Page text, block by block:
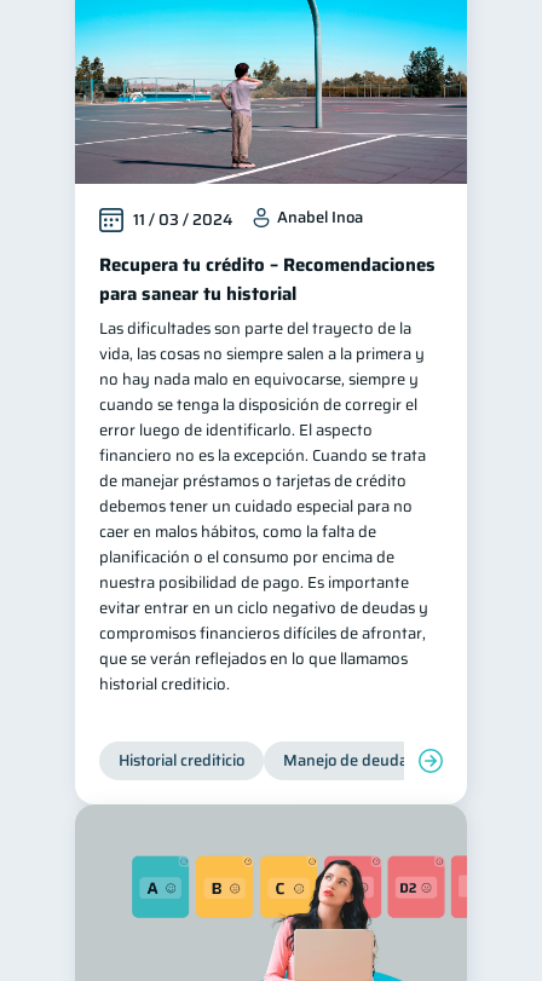
11 / 03 / 2024 Anabel Inoa
Recupera tu crédito – Recomendaciones
para sanear tu historial
Las dificultades son parte del trayecto de la
vida, las cosas no siempre salen a la primera y
no hay nada malo en equivocarse, siempre y
cuando se tenga la disposición de corregir el
error luego de identificarlo. El aspecto
financiero no es la excepción. Cuando se trata
de manejar préstamos o tarjetas de crédito
debemos tener un cuidado especial para no
caer en malos hábitos, como la falta de
planificación o el consumo por encima de
nuestra posibilidad de pago. Es importante
evitar entrar en un ciclo negativo de deudas y
compromisos financieros difíciles de afrontar,
que se verán reflejados en lo que llamamos
historial crediticio.
Historial crediticio Manejo de deudas